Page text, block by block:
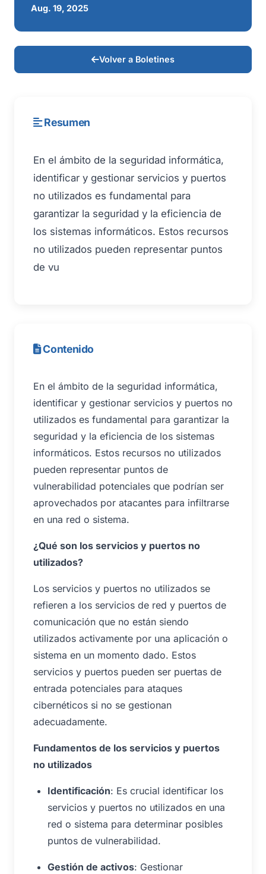
Resumen
En el ámbito de la seguridad informática,
identificar y gestionar servicios y puertos
no utilizados es fundamental para
garantizar la seguridad y la eficiencia de
los sistemas informáticos. Estos recursos
no utilizados pueden representar puntos
de vu
Contenido
En el ámbito de la seguridad informática,
identificar y gestionar servicios y puertos no
utilizados es fundamental para garantizar la
seguridad y la eficiencia de los sistemas
informáticos. Estos recursos no utilizados
pueden representar puntos de
vulnerabilidad potenciales que podrían ser
aprovechados por atacantes para infiltrarse
en una red o sistema.
¿Qué son los servicios y puertos no
utilizados?
Los servicios y puertos no utilizados se
refieren a los servicios de red y puertos de
comunicación que no están siendo
utilizados activamente por una aplicación o
sistema en un momento dado. Estos
servicios y puertos pueden ser puertas de
entrada potenciales para ataques
cibernéticos si no se gestionan
adecuadamente.
Fundamentos de los servicios y puertos
no utilizados
Identificación: Es crucial identificar los
servicios y puertos no utilizados en una
red o sistema para determinar posibles
puntos de vulnerabilidad.
Gestión de activos: Gestionar
Aug. 19, 2025
Volver a Boletines